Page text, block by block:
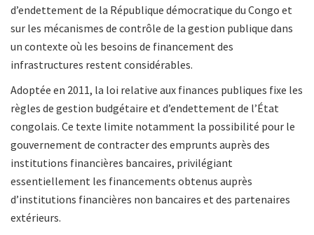
d’endettement de la République démocratique du Congo et
sur les mécanismes de contrôle de la gestion publique dans
un contexte où les besoins de financement des
infrastructures restent considérables.
Adoptée en 2011, la loi relative aux finances publiques fixe les
règles de gestion budgétaire et d’endettement de l’État
congolais. Ce texte limite notamment la possibilité pour le
gouvernement de contracter des emprunts auprès des
institutions financières bancaires, privilégiant
essentiellement les financements obtenus auprès
d’institutions financières non bancaires et des partenaires
extérieurs.